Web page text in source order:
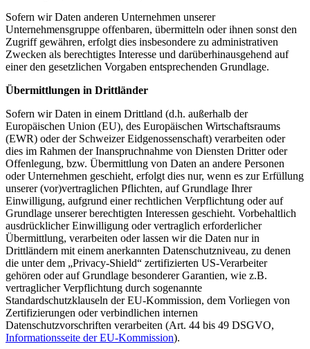
Sofern wir Daten anderen Unternehmen unserer
Unternehmensgruppe offenbaren, übermitteln oder ihnen sonst den
Zugriff gewähren, erfolgt dies insbesondere zu administrativen
Zwecken als berechtigtes Interesse und darüberhinausgehend auf
einer den gesetzlichen Vorgaben entsprechenden Grundlage.
Übermittlungen in Drittländer
Sofern wir Daten in einem Drittland (d.h. außerhalb der
Europäischen Union (EU), des Europäischen Wirtschaftsraums
(EWR) oder der Schweizer Eidgenossenschaft) verarbeiten oder
dies im Rahmen der Inanspruchnahme von Diensten Dritter oder
Offenlegung, bzw. Übermittlung von Daten an andere Personen
oder Unternehmen geschieht, erfolgt dies nur, wenn es zur Erfüllung
unserer (vor)vertraglichen Pflichten, auf Grundlage Ihrer
Einwilligung, aufgrund einer rechtlichen Verpflichtung oder auf
Grundlage unserer berechtigten Interessen geschieht. Vorbehaltlich
ausdrücklicher Einwilligung oder vertraglich erforderlicher
Übermittlung, verarbeiten oder lassen wir die Daten nur in
Drittländern mit einem anerkannten Datenschutzniveau, zu denen
die unter dem „Privacy-Shield“ zertifizierten US-Verarbeiter
gehören oder auf Grundlage besonderer Garantien, wie z.B.
vertraglicher Verpflichtung durch sogenannte
Standardschutzklauseln der EU-Kommission, dem Vorliegen von
Zertifizierungen oder verbindlichen internen
Datenschutzvorschriften verarbeiten (Art. 44 bis 49 DSGVO,
Informationsseite der EU-Kommission).